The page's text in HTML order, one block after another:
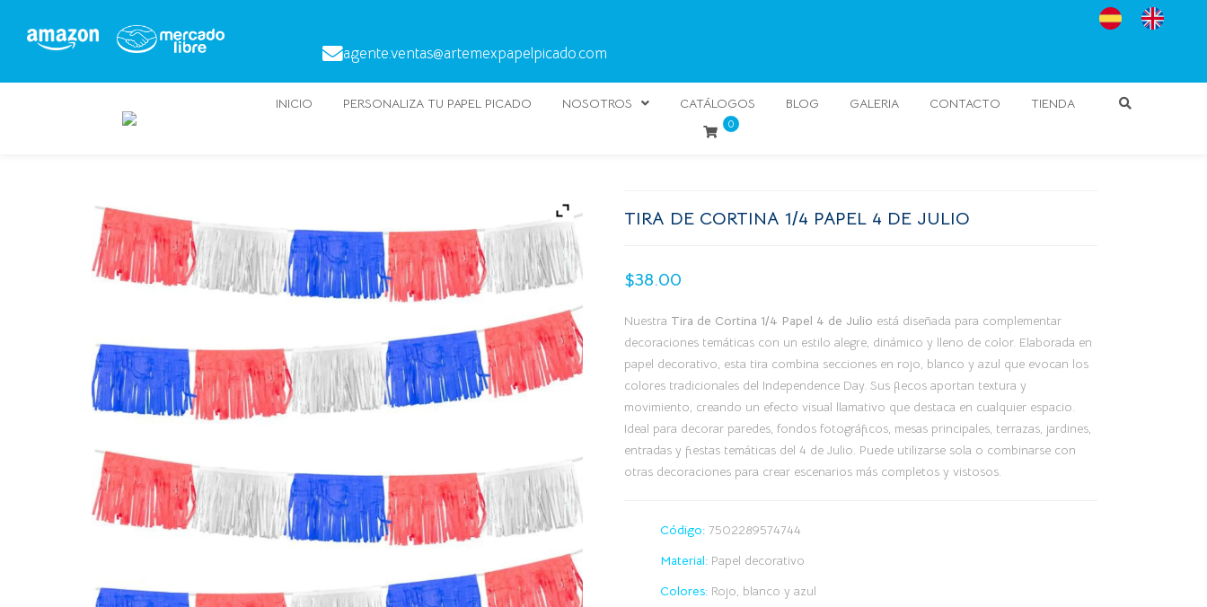
agente.ventas@artemexpapelpicado.com
INICIO PERSONALIZA TU PAPEL PICADO NOSOTROS CATÁLOGOS BLOG GALERIA CONTACTO TIENDA
0
TIRA DE CORTINA 1/4 PAPEL 4 DE JULIO
$38.00
Nuestra Tira de Cortina 1/4 Papel 4 de Julio está diseñada para complementar
decoraciones temáticas con un estilo alegre, dinámico y lleno de color. Elaborada en
papel decorativo, esta tira combina secciones en rojo, blanco y azul que evocan los
colores tradicionales del Independence Day. Sus flecos aportan textura y
movimiento, creando un efecto visual llamativo que destaca en cualquier espacio.
Ideal para decorar paredes, fondos fotográficos, mesas principales, terrazas, jardines,
entradas y fiestas temáticas del 4 de Julio. Puede utilizarse sola o combinarse con
otras decoraciones para crear escenarios más completos y vistosos.
Código:7502289574744
Material:Papel decorativo
Colores:Rojo, blanco y azul